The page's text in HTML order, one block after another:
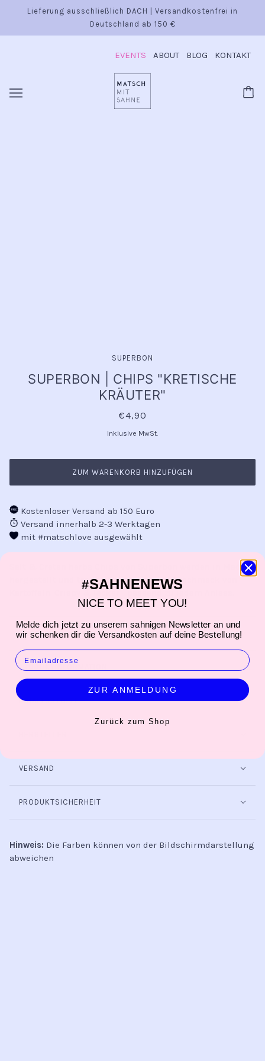
Lieferung ausschließlich DACH | Versandkostenfrei in
Deutschland ab 150 €
EVENTS ABOUT BLOG KONTAKT
SUPERBON
SUPERBON | CHIPS "KRETISCHE
KRÄUTER"
€4,90
Inklusive MwSt.
ZUM WARENKORB HINZUFÜGEN
Kostenloser Versand ab 150 Euro
Versand innerhalb 2-3 Werktagen
mit #matschlove ausgewählt
Salt & Cretan herbs Chips von Superbon werden in Madrid
hergestellt und tragen den intensiven Geschmack von
PRODUKTBESCHREIBUNG
PRODUKTINFORMATION
INHALTSSTOFFE
VERSAND
PRODUKTSICHERHEIT
Hinweis: Die Farben können von der Bildschirmdarstellung
abweichen
#SAHNENEWS
NICE TO MEET YOU!
Melde dich jetzt zu unserem sahnigen Newsletter an und
wir schenken dir die Versandkosten auf deine Bestellung!
EMAIL
ZUR ANMELDUNG
Zurück zum Shop